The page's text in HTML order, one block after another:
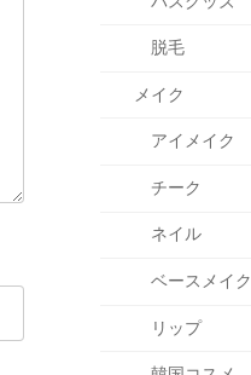
脱毛
メイク
アイメイク
チーク
ネイル
ベースメイク
リップ